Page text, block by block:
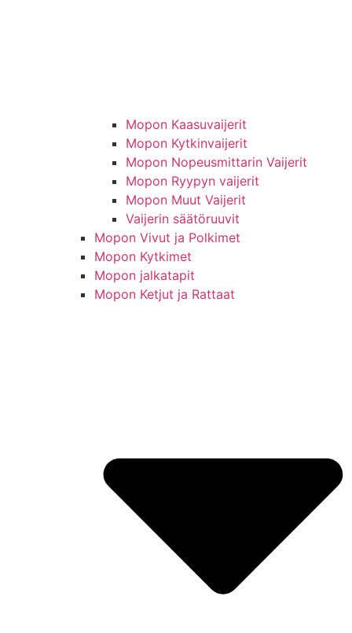
Mopon Kaasuvaijerit
Mopon Kytkinvaijerit
Mopon Nopeusmittarin Vaijerit
Mopon Ryypyn vaijerit
Mopon Muut Vaijerit
Vaijerin säätöruuvit
Mopon Vivut ja Polkimet
Mopon Kytkimet
Mopon jalkatapit
Mopon Ketjut ja Rattaat